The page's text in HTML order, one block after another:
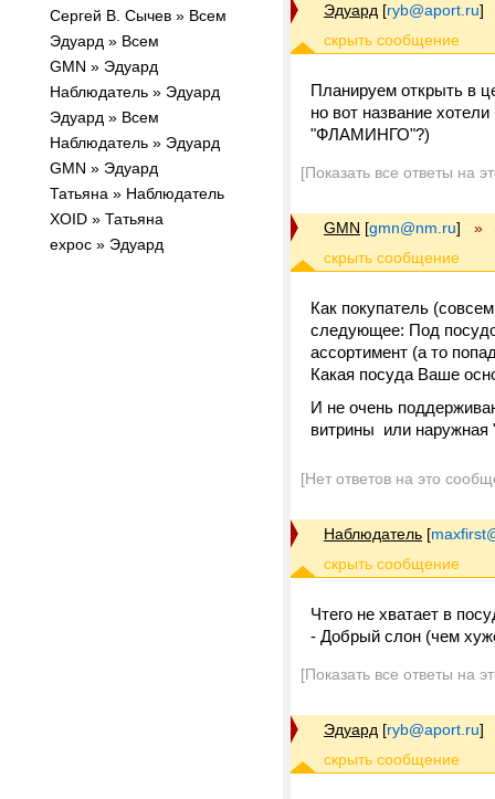
Сергей В. Сычев » Всем
Эдуард » Всем
GMN » Эдуард
Наблюдатель » Эдуард
Эдуард » Всем
Наблюдатель » Эдуард
GMN » Эдуард
Татьяна » Наблюдатель
XOID » Татьяна
expoc » Эдуард
Эдуард [ryb@aport.ru]
Планируем открыть в
но вот название
"ФЛАМИНГО"?)
[Показать все ответы на
GMN [gmn@nm.ru] »
Как покупатель
следующее: Под
ассортимент (а то
Какая посуда Ваше
И не очень
витрины или наружная
[Нет ответов на это
Наблюдатель [
Чтего не хватает в
- Добрый слон (чем
[Показать все ответы на
Эдуард [ryb@aport.ru]